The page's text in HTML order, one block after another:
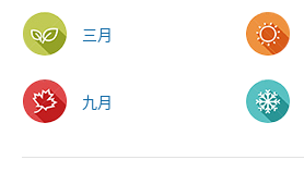
三月
九月